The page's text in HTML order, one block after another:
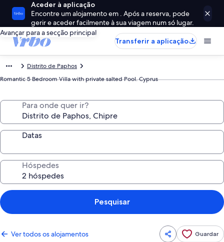
Aceder à aplicação
Encontre um alojamento em . Após a reserva, pode
gerir e aceder facilmente à sua viagem num só lugar.
Avançar para a secção principal
Transferir a aplicação
Distrito de Paphos
Romantic 5 Bedroom Villa with private salted Pool. Cyprus
Para onde quer ir?
Datas
Hóspedes
Pesquisar
Ver todos os alojamentos Guardar